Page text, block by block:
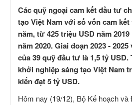
Các quỹ ngoại cam kết đầu tư
tạo Việt Nam với số vốn cam
năm, từ 425 triệu USD năm
năm 2020. Giai đoạn 2023 -
của 39 quỹ đầu tư là 1,5 tỷ
khởi nghiệp sáng tạo Việt Nam
kiến đạt 5 tỷ USD.
Hôm nay (19/12), Bộ Kế hoạch